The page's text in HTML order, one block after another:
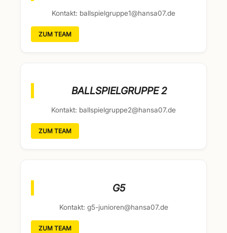
Kontakt: ballspielgruppe1@hansa07.de
ZUM TEAM
BALLSPIELGRUPPE 2
Kontakt: ballspielgruppe2@hansa07.de
ZUM TEAM
G5
Kontakt: g5-junioren@hansa07.de
ZUM TEAM